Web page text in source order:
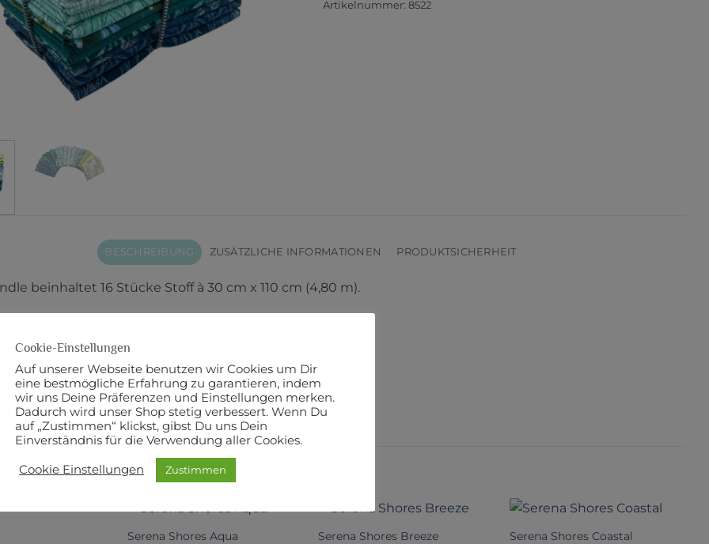
Artikelnummer: 8522
BESCHREIBUNG ZUSÄTZLICHE INFORMATIONEN PRODUKTSICHERHEIT
beinhaltet 16 Stücke Stoff à 30 cm x 110 cm (4,80 m).
Moda
DIR AUCH GEFALLEN …
Serena Shores Aqua
Serena Shores Breeze
Serena Shores Coastal
Cookie-Einstellungen
Auf unserer Webseite benutzen wir Cookies um Dir
eine bestmögliche Erfahrung zu garantieren, indem
wir uns Deine Präferenzen und Einstellungen merken.
Dadurch wird unser Shop stetig verbessert. Wenn Du
auf „Zustimmen“ klickst, gibst Du uns Dein
Einverständnis für die Verwendung aller Cookies.
Cookie Einstellungen Zustimmen